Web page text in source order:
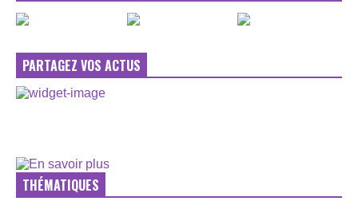
PARTAGEZ VOS ACTUS
THÉMATIQUES